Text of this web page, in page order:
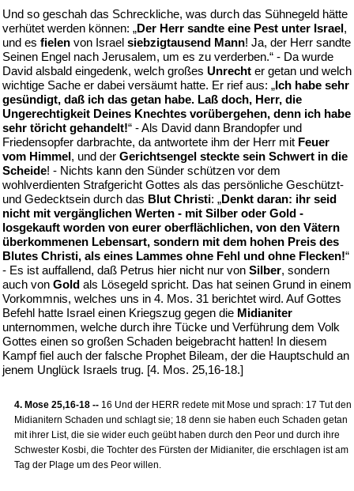
Und so geschah das Schreckliche, was durch das Sühnegeld hätte
verhütet werden können: „Der Herr sandte eine Pest unter Israel,
und es fielen von Israel siebzigtausend Mann! Ja, der Herr sandte
Seinen Engel nach Jerusalem, um es zu verderben.“ - Da wurde
David alsbald eingedenk, welch großes Unrecht er getan und welch
wichtige Sache er dabei versäumt hatte. Er rief aus: „Ich habe sehr
gesündigt, daß ich das getan habe. Laß doch, Herr, die
Ungerechtigkeit Deines Knechtes vorübergehen, denn ich habe
sehr töricht gehandelt!“ - Als David dann Brandopfer und
Friedensopfer darbrachte, da antwortete ihm der Herr mit Feuer
vom Himmel, und der Gerichtsengel steckte sein Schwert in die
Scheide! - Nichts kann den Sünder schützen vor dem
wohlverdienten Strafgericht Gottes als das persönliche Geschützt-
und Gedecktsein durch das Blut Christi: „Denkt daran: ihr seid
nicht mit vergänglichen Werten - mit Silber oder Gold -
losgekauft worden von eurer oberflächlichen, von den Vätern
überkommenen Lebensart, sondern mit dem hohen Preis des
Blutes Christi, als eines Lammes ohne Fehl und ohne Flecken!“
- Es ist auffallend, daß Petrus hier nicht nur von Silber, sondern
auch von Gold als Lösegeld spricht. Das hat seinen Grund in einem
Vorkommnis, welches uns in 4. Mos. 31 berichtet wird. Auf Gottes
Befehl hatte Israel einen Kriegszug gegen die Midianiter
unternommen, welche durch ihre Tücke und Verführung dem Volk
Gottes einen so großen Schaden beigebracht hatten! In diesem
Kampf fiel auch der falsche Prophet Bileam, der die Hauptschuld an
jenem Unglück Israels trug. [4. Mos. 25,16-18.]
4. Mose 25,16-18 -- 16 Und der HERR redete mit Mose und sprach: 17 Tut den
Midianitern Schaden und schlagt sie; 18 denn sie haben euch Schaden getan
mit ihrer List, die sie wider euch geübt haben durch den Peor und durch ihre
Schwester Kosbi, die Tochter des Fürsten der Midianiter, die erschlagen ist am
Tag der Plage um des Peor willen.